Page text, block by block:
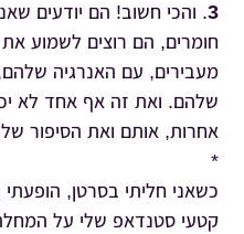
3. והכי חשוב! הם יודעים
חומרים, הם רוצים לשמוע
מעבירים, עם האנרגיה שלהם,
שלהם. ואת זה אף אחד לא
אחרות, אותם ואת הסיפור
*
כשאני חליתי בסרטן, הופעתי
קטעי סטנדאפ שלי על